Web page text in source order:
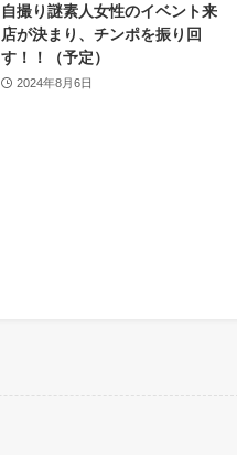
自撮り謎素人女性のイベント来
店が決まり、チンポを振り回
す！！（予定）
2024年8月6日